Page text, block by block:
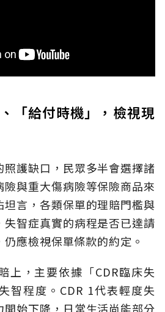
「給付時機」，檢視現
護缺口，民眾多半會選擇諸
與重大傷病險等保險商品來
言，各類保單的理賠門檻與
智症真實的病程是否已達請
應檢視保單條款的約定。
上，主要依據「CDR臨床失
智程度。CDR 1代表輕度失
始下降，日常生活尚能部分